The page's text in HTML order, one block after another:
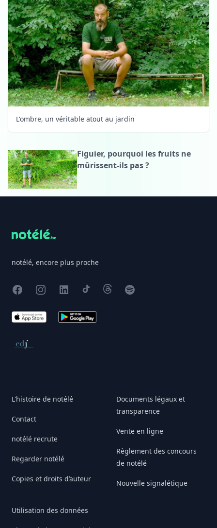
L'ombre, un véritable atout au jardin
Figuier, pourquoi les fruits ne
mûrissent-ils pas ?
notélé, encore plus proche
FacebookInstagram
X TikTokThreadsSpotify
App Store Google Play
Conseil de déontologie journalistique
L'histoire de notélé
Contact
notélé recrute
Regarder notélé
Copies et droits d’auteur
Utilisation des données
Documents légaux et
transparence
Vente en ligne
Règlement des concours
de notélé
Nouvelle signalétique